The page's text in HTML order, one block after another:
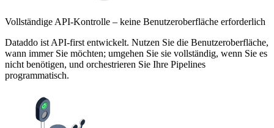
Vollständige API-Kontrolle – keine Benutzeroberfläche erforderlich
Dataddo ist API-first entwickelt. Nutzen Sie die Benutzeroberfläche,
wann immer Sie möchten; umgehen Sie sie vollständig, wenn Sie es
nicht benötigen, und orchestrieren Sie Ihre Pipelines
programmatisch.